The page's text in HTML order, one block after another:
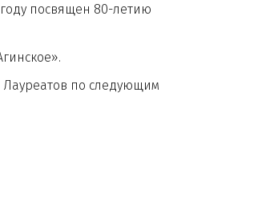
посвящен 80-летию
по следующим